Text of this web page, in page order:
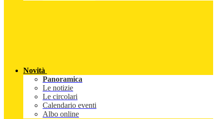
Novità
Panoramica
Le notizie
Le circolari
Calendario eventi
Albo online